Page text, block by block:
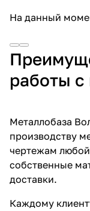
На данный
работы с
Металлобаза
производству
чертежам
собственные
доставки.
Каждому